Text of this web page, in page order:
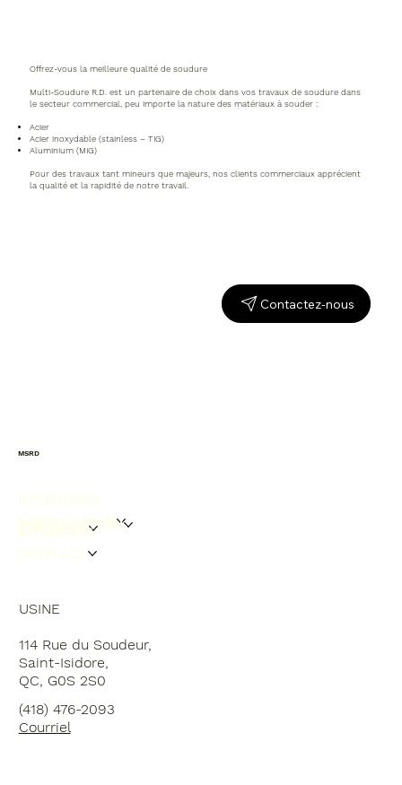
Offrez-vous la meilleure qualité de soudure
Multi-Soudure R.D. est un partenaire de choix dans vos travaux de soudure dans
le secteur commercial, peu importe la nature des matériaux à souder :
Acier
Acier inoxydable (stainless – TIG)
Aluminium (MIG)
Pour des travaux tant mineurs que majeurs, nos clients commerciaux apprécient
la qualité et la rapidité de notre travail.
Contactez-nous
MSRD
INSTALLATION
À PROPOS
USINE
114 Rue du Soudeur,
Saint-Isidore,
QC, G0S 2S0
(418) 476-2093
Courriel